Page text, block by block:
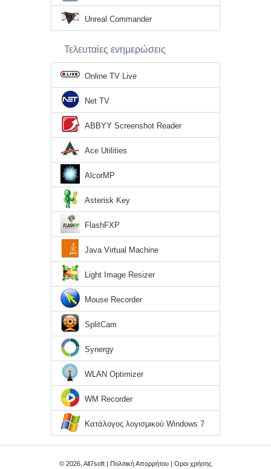
Unreal Commander
Τελευταίες ενημερώσεις
Online TV Live
Net TV
ABBYY Screenshot Reader
Ace Utilities
AlcorMP
Asterisk Key
FlashFXP
Java Virtual Machine
Light Image Resizer
Mouse Recorder
SplitCam
Synergy
WLAN Optimizer
WM Recorder
Κατάλογος λογισμικού Windows 7
© 2026, All7soft | Πολιτική Απορρήτου | Οροι χρήσης